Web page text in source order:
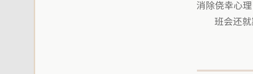
消除侥幸心理
班会还